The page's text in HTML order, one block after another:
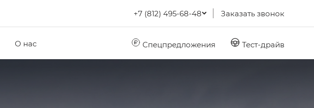
+7 (812) 495-68-48 Заказать звонок
О нас Спецпредложения Тест-драйв